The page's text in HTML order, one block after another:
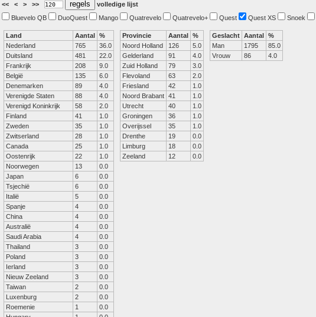
<< < > >>
volledige lijst
Bluevelo QB
DuoQuest Mango Quatrevelo Quatrevelo+ Quest Quest XS Snoek
Land Aantal %
Nederland
765
36.0
Duitsland
481
22.0
Frankrijk
208
9.0
België
135
6.0
Denemarken
89
4.0
Verenigde Staten
88
4.0
Verenigd Koninkrijk
58
2.0
Finland
41
1.0
Zweden
35
1.0
Zwitserland
28
1.0
Canada
25
1.0
Oostenrijk
22
1.0
Noorwegen
13
0.0
Japan
6
0.0
Tsjechië
6
0.0
Italië
5
0.0
Spanje
4
0.0
China
4
0.0
Australië
4
0.0
Saudi Arabia
4
0.0
Thailand
3
0.0
Poland
3
0.0
Ierland
3
0.0
Nieuw Zeeland
3
0.0
Taiwan
2
0.0
Luxenburg
2
0.0
Roemenie
1
0.0
Provincie Aantal %
Noord Holland
126
5.0
Gelderland
91
4.0
Zuid Holland
79
3.0
Flevoland
63
2.0
Friesland
42
1.0
Noord Brabant 41
1.0
Utrecht
40
1.0
Groningen
36
1.0
Overijssel
35
1.0
Drenthe
19
0.0
Limburg
18
0.0
Zeeland
12 0.0
Geslacht Aantal %
Man
1795
85.0
Vrouw
86 4.0